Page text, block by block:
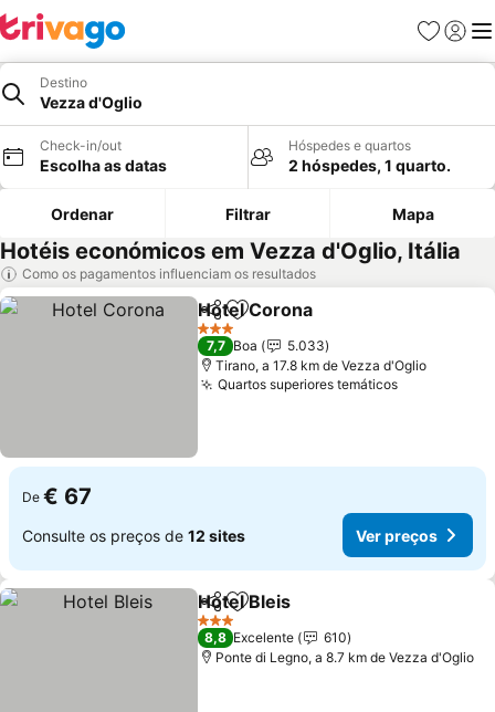
Favoritos
Iniciar
Destino
Vezza d'Oglio
Check-in/out
Escolha as datas
Hóspedes e quartos
2 hóspedes, 1 quarto.
Ordenar Filtrar Mapa
Hotéis económicos em Vezza d'Oglio, Itália
Como os pagamentos influenciam os resultados
PartilharAdicionar aos favoritos
Hotel Corona
3 Estrelas
7,7 Boa
5.033
Tirano, a 17.8 km de Vezza d'Oglio
Quartos superiores temáticos
De € 67
Consulte os preços de 12 sites Ver preços
PartilharAdicionar aos favoritos
Hotel Bleis
3 Estrelas
8,8 Excelente
610
Ponte di Legno, a 8.7 km de Vezza d'Oglio